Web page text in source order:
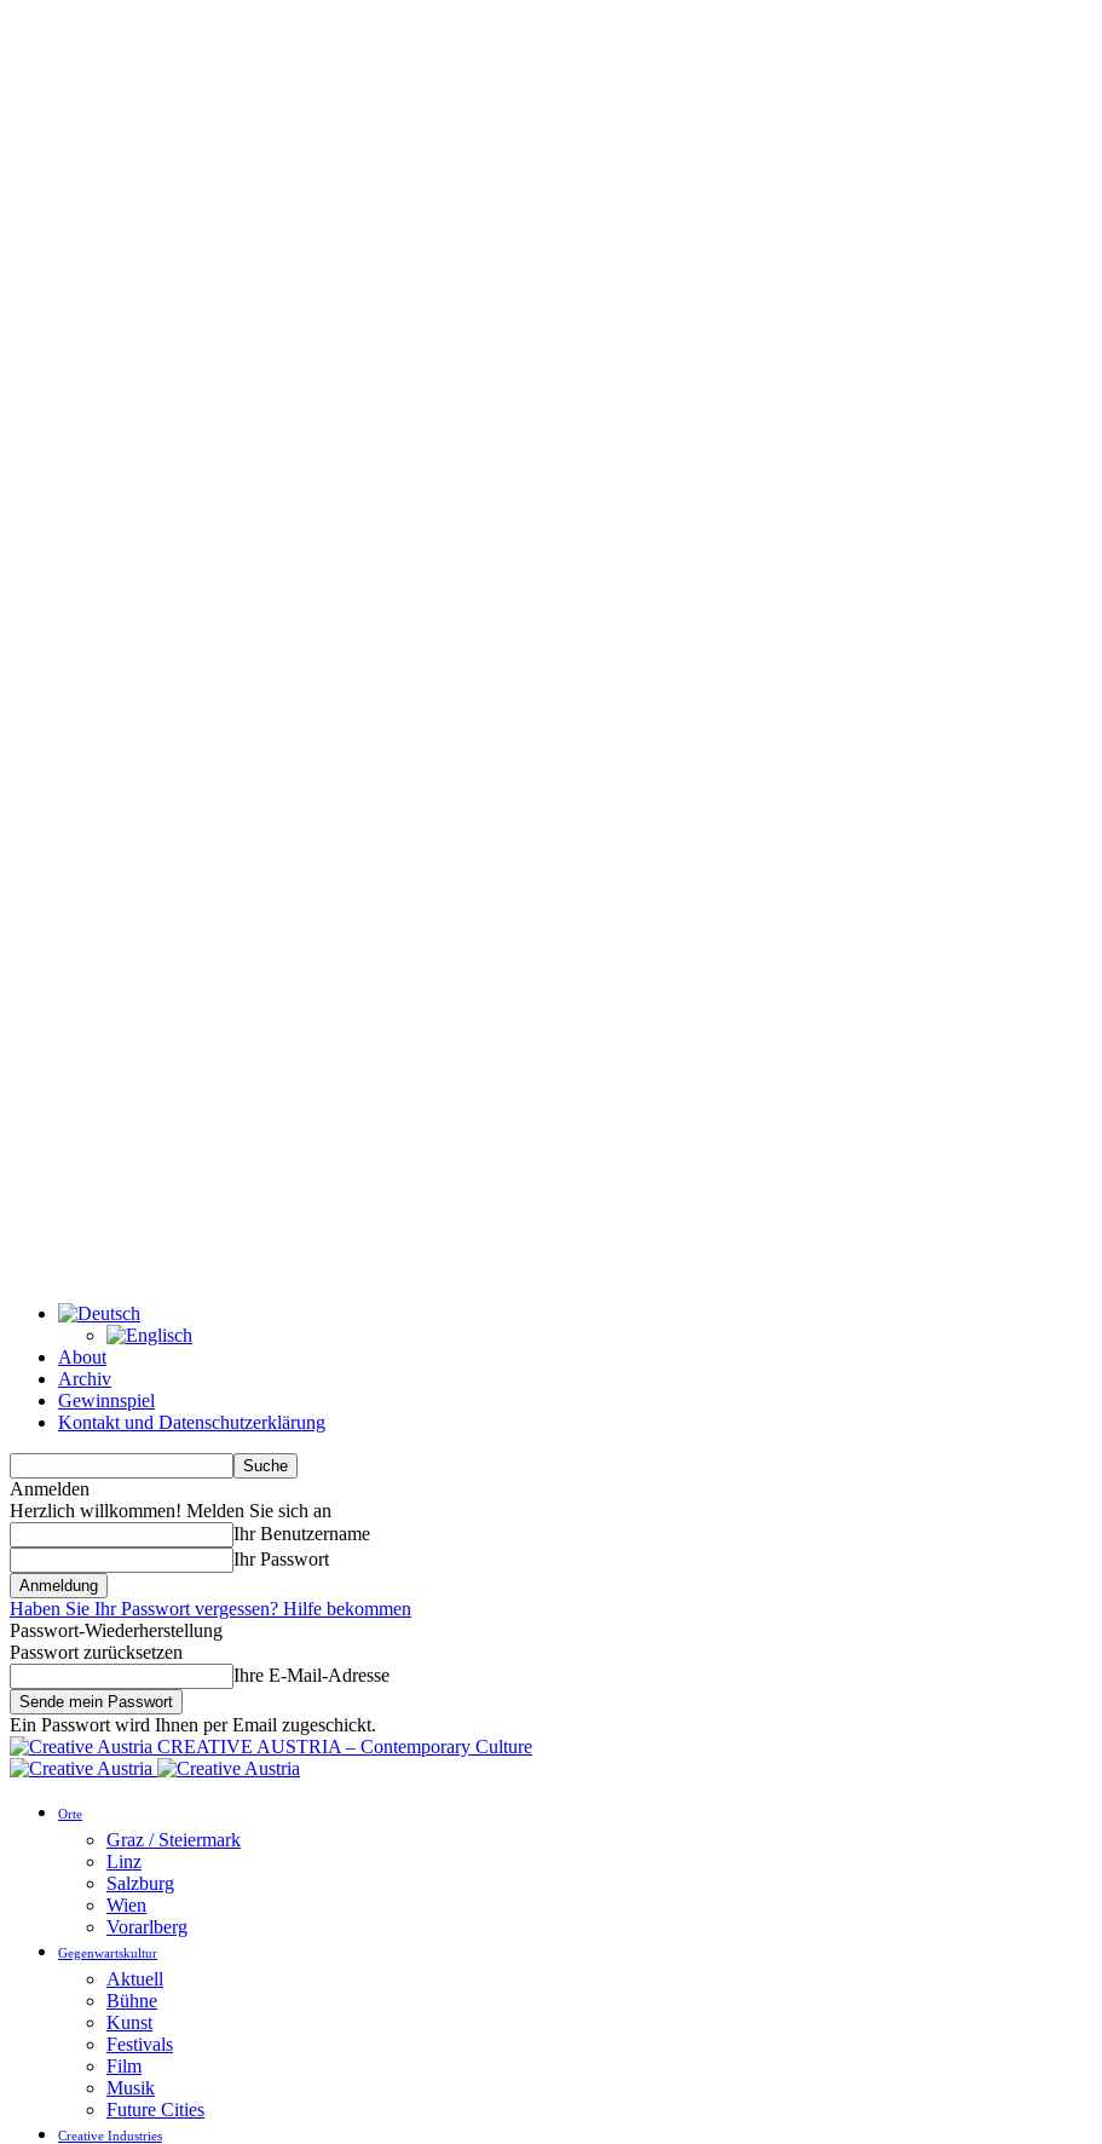
About
Archiv
Gewinnspiel
Kontakt und Datenschutzerklärung
Anmelden
Herzlich willkommen! Melden Sie sich an
Ihr Benutzername
Ihr Passwort
Haben Sie Ihr Passwort vergessen? Hilfe bekommen
Passwort-Wiederherstellung
Passwort zurücksetzen
Ihre E-Mail-Adresse
Ein Passwort wird Ihnen per Email zugeschickt.
CREATIVE AUSTRIA – Contemporary Culture
Orte
Graz / Steiermark
Linz
Salzburg
Wien
Vorarlberg
Gegenwartskultur
Aktuell
Bühne
Kunst
Festivals
Film
Musik
Future Cities
Creative Industries